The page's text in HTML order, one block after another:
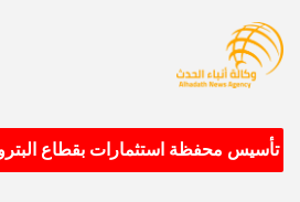
تأسيس محفظة استثمارات بقطاع البترول